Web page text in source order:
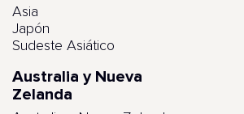
Asia
Japón
Sudeste Asiático
Australia y Nueva
Zelanda